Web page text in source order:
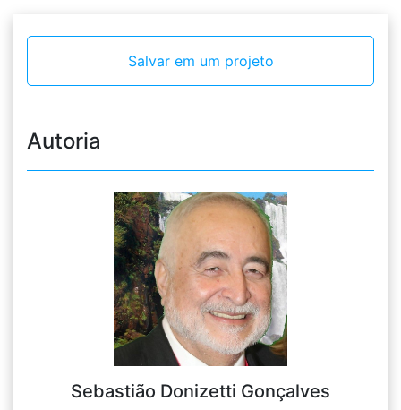
Salvar em um projeto
Autoria
Sebastião Donizetti Gonçalves